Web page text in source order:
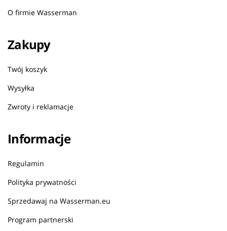
O firmie Wasserman
Zakupy
Twój koszyk
Wysyłka
Zwroty i reklamacje
Informacje
Regulamin
Polityka prywatności
Sprzedawaj na Wasserman.eu
Program partnerski